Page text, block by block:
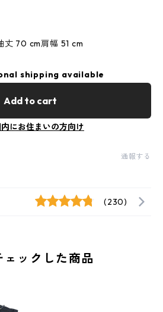
丈 70 cm肩幅 51 cm
shipping available
Add to cart
にお住まいの方向け
通報する
(230)
ェックした商品